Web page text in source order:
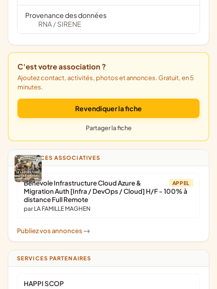
Provenance des données
RNA / SIRENE
C'est votre association ?
Ajoutez contact, activités, photos et annonces. Gratuit, en 5
minutes.
Revendiquer la fiche
Partager la fiche
ANNONCES ASSOCIATIVES
APPEL
Bénévole Infrastructure Cloud Azure &
Migration Auth [Infra / DevOps / Cloud] H/F - 100% à
distance Full Remote
par LA FAMILLE MAGHEN
Publiez vos annonces ->
SERVICES PARTENAIRES
HAPPI SCOP